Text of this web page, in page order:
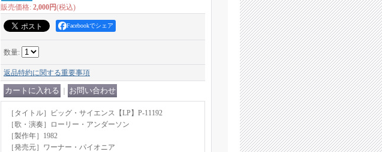
販売価格: 2,000円(税込)
Facebookでシェア
数量:
返品特約に関する重要事項
［タイトル］ビッグ・サイエンス【LP】P-11192
［歌・演奏］ローリー・アンダーソン
［製作年］1982
［発売元］ワーナー・パイオニア